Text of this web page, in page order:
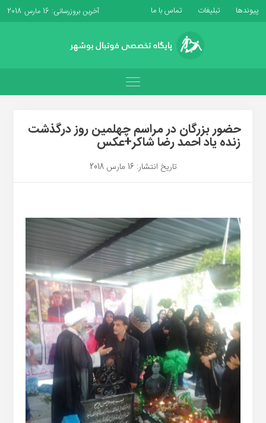
پیوندها تبلیغات تماس با ما آخرین بروزرسانی: 16 مارس 2018
حضور بزرگان در مراسم چهلمین روز درگذشت
زنده یاد احمد رضا شاکر+عکس
تاریخ انتشار: 16 مارس 2018